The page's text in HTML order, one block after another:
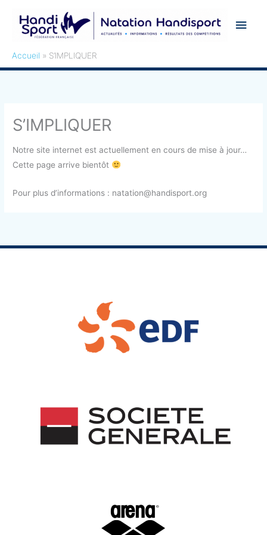
contenu
Accueil S’IMPLIQUER
S’IMPLIQUER
Notre site internet est actuellement en cours de mise à jour…
Cette page arrive bientôt
Pour plus d’informations : natation@handisport.org